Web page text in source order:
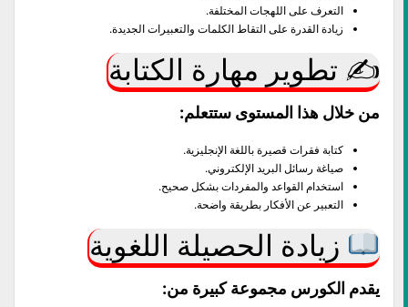
التعرف على اللهجات المختلفة.
زيادة القدرة على التقاط الكلمات والتعبيرات الجديدة.
✍️ تطوير مهارة الكتابة
من خلال هذا المستوى ستتعلم:
كتابة فقرات قصيرة باللغة الإنجليزية.
صياغة رسائل البريد الإلكتروني.
استخدام القواعد والمفردات بشكل صحيح.
التعبير عن الأفكار بطريقة واضحة.
زيادة الحصيلة اللغوية
يقدم الكورس مجموعة كبيرة من: